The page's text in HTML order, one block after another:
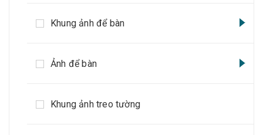
Khung ảnh để bàn
Ảnh để bàn
Khung ảnh treo tường